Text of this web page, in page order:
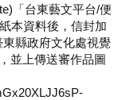
「台東藝文平台/便
本資料後，信封加
縣政府文化處視覺
並上傳送審作品圖